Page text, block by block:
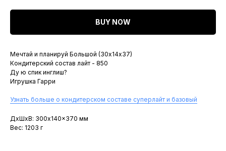
BUY NOW
Мечтай и планируй Большой (30х14х37)
Кондитерский состав лайт - 850
Ду ю спик инглиш?
Игрушка Гарри
Узнать больше о кондитерском составе суперлайт и базовый
ДxШxВ: 300x140x370 мм
Вес: 1203 г